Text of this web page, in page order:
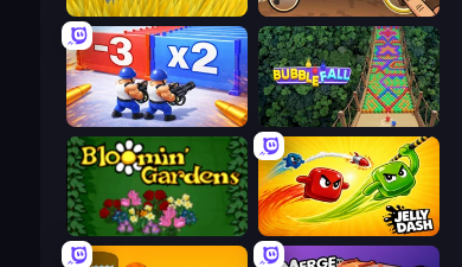
Harvesting Season Earn to Die: Zombie Ride
Battle Brigade Bubble Fall
Blooming Gardens Jelly Dash